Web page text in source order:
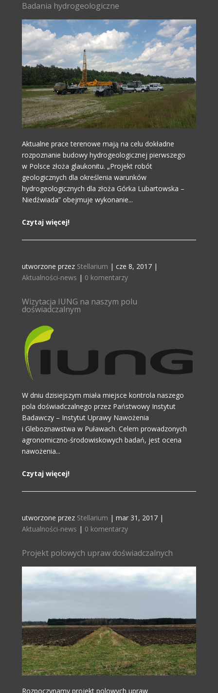
Badania hydrogeologiczne
Aktualne prace terenowe mają na celu dokładne
rozpoznanie budowy hydrogeologicznej pierwszego
w Polsce złoża glaukonitu. „Projekt robót
geologicznych dla określenia warunków
hydrogeologicznych dla złoża Górka Lubartowska –
Niedźwiada” obejmuje wykonanie...
Czytaj więcej!
utworzone przez Stellarium | cze 8, 2017|
Aktualności-news | 0 komentarzy
Wizytacja IUNG na naszym polu
doświadczalnym
W dniu dzisiejszym miała miejsce kontrola naszego
pola doświadczalnego przez Państwowy Instytut
Badawczy – Instytut Uprawy Nawożenia
i Gleboznawstwa w Puławach. Celem prowadzonych
agronomiczno-środowiskowych badań, jest ocena
nawożenia...
Czytaj więcej!
utworzone przez Stellarium | mar 31, 2017|
Aktualności-news | 0 komentarzy
Projekt polowych upraw doświadczalnych
Rozpoczynamy projekt polowych upraw